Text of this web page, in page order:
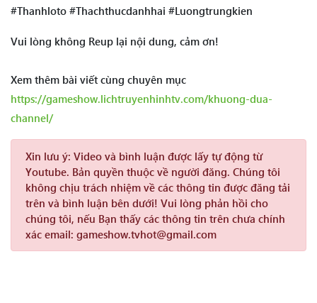
#Thanhloto #Thachthucdanhhai #Luongtrungkien
Vui lòng không Reup lại nội dung, cảm ơn!
Xem thêm bài viết cùng chuyên mục
https://gameshow.lichtruyenhinhtv.com/khuong-dua-
channel/
Xin lưu ý: Video và bình luận được lấy tự động từ
Youtube. Bản quyền thuộc về người đăng. Chúng tôi
không chịu trách nhiệm về các thông tin được đăng tải
trên và bình luận bên dưới! Vui lòng phản hồi cho
chúng tôi, nếu Bạn thấy các thông tin trên chưa chính
xác email: gameshow.tvhot@gmail.com